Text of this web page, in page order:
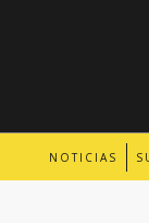
NOTICIAS